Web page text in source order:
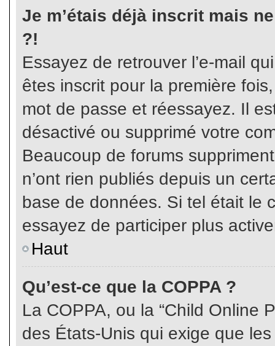
Je m’étais déjà inscrit mais
?!
Essayez de retrouver l’e-mail
êtes inscrit pour la première
mot de passe et réessayez. Il
désactivé ou supprimé votre
Beaucoup de forums
n’ont rien publiés depuis un
base de données. Si tel était le
essayez de participer plus
Haut
Qu’est-ce que la COPPA ?
La COPPA, ou la “Child Online
des États-Unis qui exige que